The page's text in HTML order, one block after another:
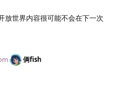
放世界内容很可能不会在下一次
俩fish